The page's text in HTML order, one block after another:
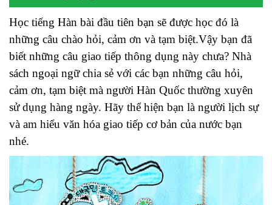
Học tiếng Hàn bài đầu tiên bạn sẽ được học đó là
những câu chào hỏi, cảm ơn và tạm biệt.Vậy bạn đã
biết những câu giao tiếp thông dụng này chưa? Nhà
sách ngoại ngữ chia sẻ với các bạn những câu hỏi,
cảm ơn, tạm biệt mà người Hàn Quốc thường xuyên
sử dụng hàng ngày. Hãy thể hiện bạn là người lịch sự
và am hiểu văn hóa giao tiếp cơ bản của nước bạn
nhé.